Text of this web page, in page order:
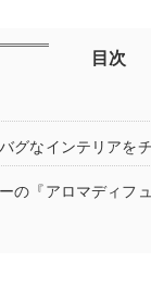
目次
グなインテリアを
の『アロマディ